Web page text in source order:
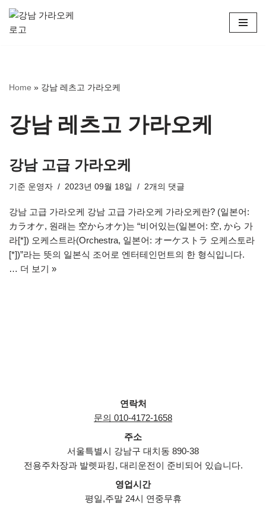
콘
건
뛰
기
Home » 강남 레츠고 가라오케
강남 레츠고 가라오케
강남 고급 가라오케
기준 운영자 2023년 09월 18일 2개의 댓글
강남 고급 가라오케 강남 고급 가라오케 가라오케란? (일본어:
カラオケ, 원래는 空からオケ)는 “비어있는(일본어: 空, から 가
라[*]) 오케스트라(Orchestra, 일본어: オーケストラ 오케스토라
[*])”라는 뜻의 일본식 조어로 엔터테인먼트의 한 형식입니다.
… 더 보기 »
연락처
문의 010-4172-1658
주소
서울특별시 강남구 대치동 890-38
전용주차장과 발렛파킹, 대리운전이 준비되어 있습니다.
영업시간
평일,주말 24시 연중무휴